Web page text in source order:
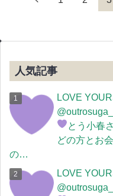
人気記事
LOVE
とう小春
どの方とお
の…
LOVE